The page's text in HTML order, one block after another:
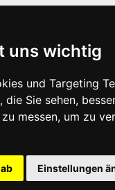
uns wichtig
und Targeting
Sie sehen,
messen, um zu
Einstellungen